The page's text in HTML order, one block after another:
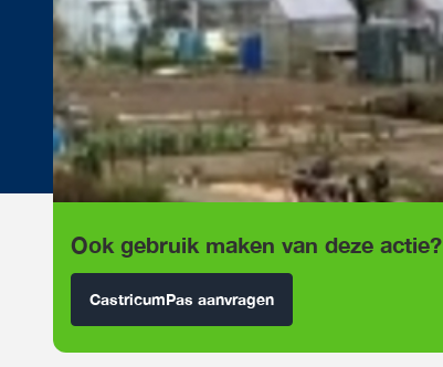
Ook gebruik maken van deze actie?
CastricumPas aanvragen